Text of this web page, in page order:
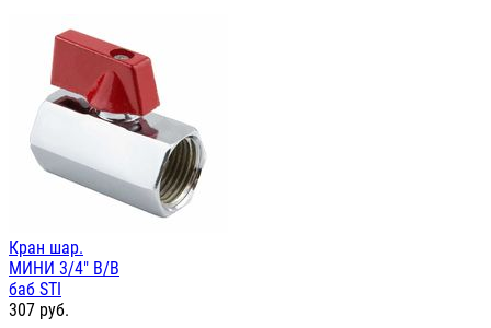
Кран шар.
МИНИ 3/4" В/В
баб STI
307 руб.